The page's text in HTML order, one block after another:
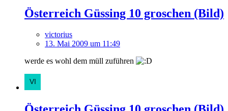
Österreich Güssing 10 groschen (Bild)
victorius
13. Mai 2009 um 11:49
werde es wohl dem müll zuführen